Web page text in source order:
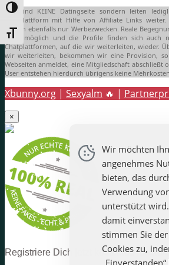
Umschalten auf hohe Kontraste
Schrift vergrößern
Wir sind KEINE Datingseite sondern leiten
Chatplattform mit Hilfe von Affiliate Links
dienen ebenfalls nur Werbezwecken. Reale
nicht möglich und die Profile finden sich auch
Chatplattformen, auf die wir weiterleiten, wieder.
wir weiterleiten, bekommen wir eine Provision,
Webseiten anmeldet, eine Mitgliedschaft abschließt
User entstehen hierdurch übrigens keine
Xbunny.org | Sexyalm 🔥 |
×
Registriere Dich jetzt kostenlos für
Wir möchten
angenehmes
bieten, das
Verwendung
unterstützt
damit
stimmen Sie
Cookies zu,